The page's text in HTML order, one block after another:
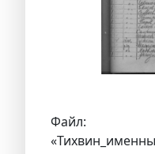
Файл: